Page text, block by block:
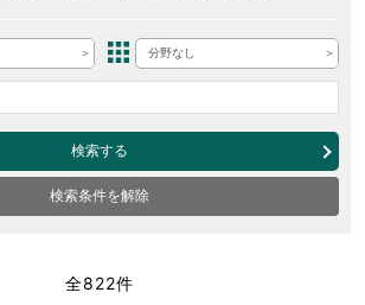
分野なし
検索する
検索条件を解除
全822件